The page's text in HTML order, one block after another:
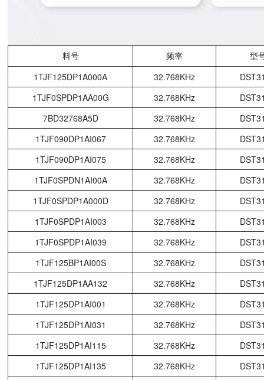
料号 频率
型
1TJF125DP1A000A
32.768KHz
1TJF0SPDP1AA00G
32.768KHz
7BD32768A5D
32.768KHz
1TJF090DP1AI067
32.768KHz
1TJF090DP1AI075
32.768KHz
1TJF0SPDN1AI00A
32.768KHz
1TJF0SPDP1A000D
32.768KHz
1TJF0SPDP1AI003
32.768KHz
1TJF0SPDP1AI039
32.768KHz
1TJF125BP1AI00S
32.768KHz
1TJF125DP1AA132
32.768KHz
1TJF125DP1AI001
32.768KHz
1TJF125DP1AI031
32.768KHz
1TJF125DP1AI115
32.768KHz
1TJF125DP1AI135
32.768KHz